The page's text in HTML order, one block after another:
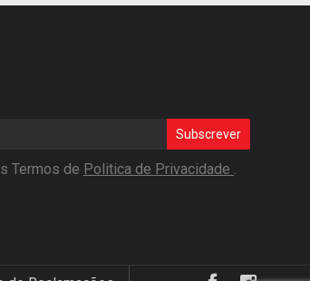
Subscrever
Termos de Politica de Privacidade